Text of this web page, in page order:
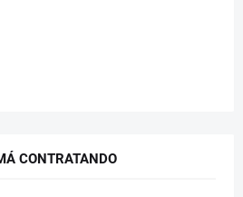
CONTRATANDO